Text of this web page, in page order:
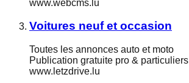
www.webcms.lu
Voitures neuf et occasion
Toutes les annonces auto et moto
Publication gratuite pro & particuliers
www.letzdrive.lu